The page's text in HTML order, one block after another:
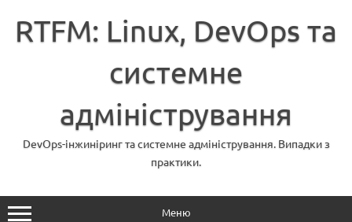
вмістуRTFM: Linux, DevOps та
системне
адміністрування
DevOps-інжиніринг та системне адміністрування. Випадки з
практики.
Меню